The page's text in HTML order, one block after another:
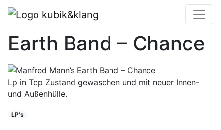
Manfred Mann’s
Earth Band – Chance
Lp in Top Zustand gewaschen und mit neuer Innen-
und Außenhülle.
LP's